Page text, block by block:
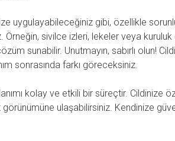
uygulayabileceğiniz gibi, özellikle
Örneğin, sivilce izleri, lekeler veya
sunabilir. Unutmayın, sabırlı olun!
sonrasında farkı göreceksiniz.
kolay ve etkili bir süreçtir. Cildinize
ulaşabilirsiniz. Kendinize